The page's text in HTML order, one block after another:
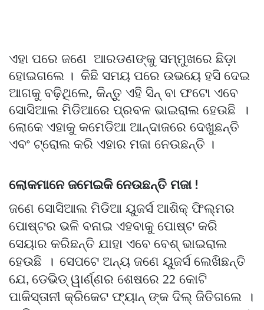
ଏହା ପରେ ଜଣେ ଆରଡଣଙ୍କୁ ସମ୍ମୁଖରେ ଛିଡ଼ା
ହୋଇଗଲେ । କିଛି ସମୟ ପରେ ଉଭୟେ ହସି ଦେଇ
ଆଗକୁ ବଢ଼ିଥିଲେ, କିନ୍ତୁ ଏହି ସିନ୍ ବା ଫଟୋ ଏବେ
ସୋସିଆଲ ମିଡିଆରେ ପ୍ରବଳ ଭାଇରାଲ ହେଉଛି ।
ଲୋକେ ଏହାକୁ କମେଡିଆ ଆନ୍ଦାଜରେ ଦେଖୁଛନ୍ତି
ଏବଂ ଟ୍ରୋଲ କରି ଏହାର ମଜା ନେଉଛନ୍ତି ।
ଲୋକମାନେ ଜମେଇକି ନେଉଛନ୍ତି ମଜା!
ଜଣେ ସୋସିଆଲ ମିଡିଆ ୟୁଜର୍ସ ଆଶିକ୍ ଫିଲ୍ମର
ପୋଷ୍ଟର ଭଳି ବନାଇ ଏହବାକୁ ପୋଷ୍ଟ କରି
ସେୟାର କରିଛନ୍ତି ଯାହା ଏବେ ବେଶ୍ ଭାଇରାଲ
ହେଉଛି
। ସେପଟେ ଅନ୍ୟ ଜଣେ ୟୁଜର୍ସ ଲେଖିଛନ୍ତି
ଯେ, ଡେଭିଡ୍ ୱାର୍ଣ୍ଣର ଶେଷରେ 22 କୋଟି
ପାକିସ୍ତାନୀ କ୍ରିକେଟ ଫ୍ୟାନ୍ ଙ୍କ ଦିଲ୍ ଜିତିଗଲେ
।